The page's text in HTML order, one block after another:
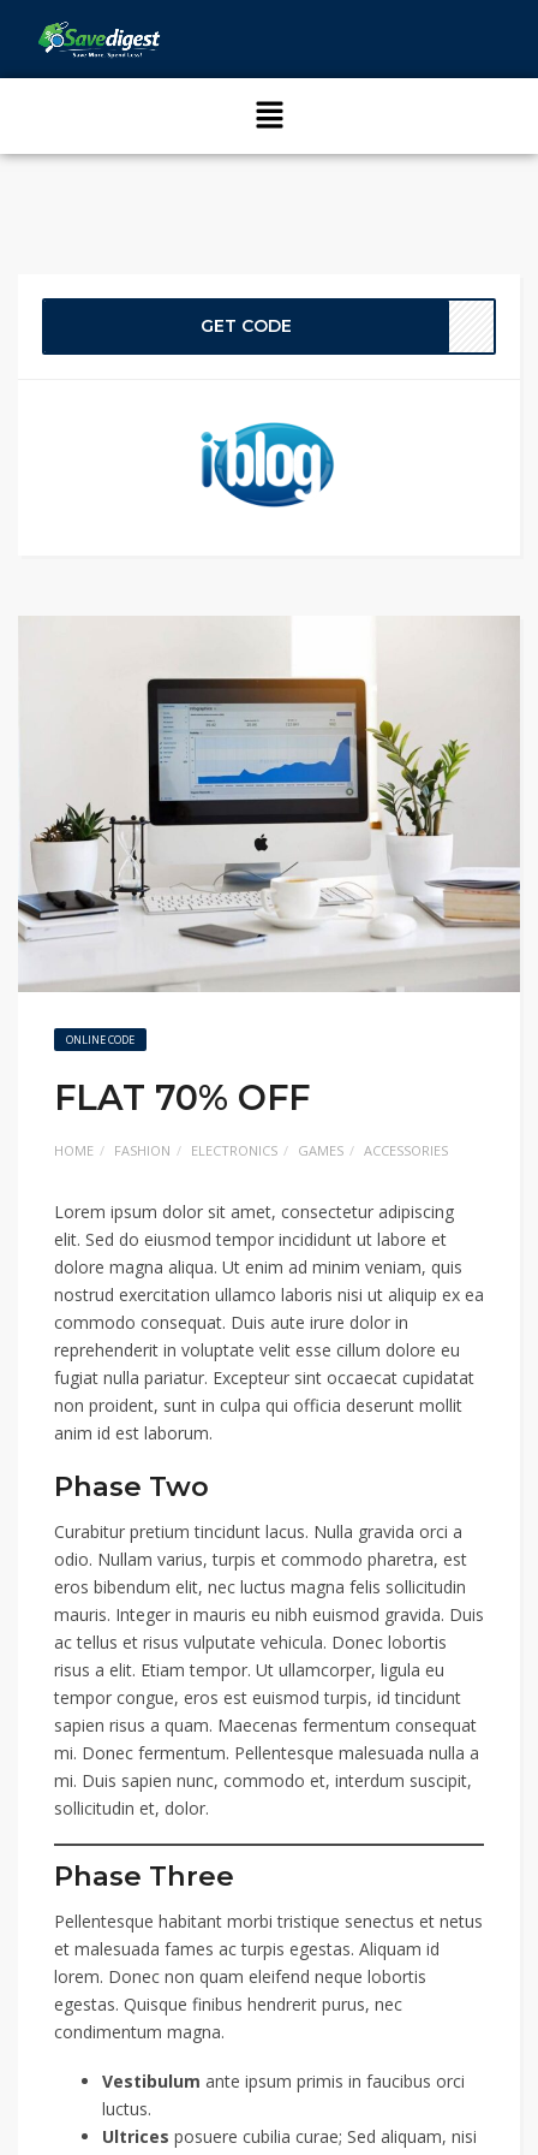
GET CODE
ONLINE CODE
FLAT 70% OFF
HOME FASHION ELECTRONICS GAMES ACCESSORIES
Lorem ipsum dolor sit amet, consectetur adipiscing
elit. Sed do eiusmod tempor incididunt ut labore et
dolore magna aliqua. Ut enim ad minim veniam, quis
nostrud exercitation ullamco laboris nisi ut aliquip ex ea
commodo consequat. Duis aute irure dolor in
reprehenderit in voluptate velit esse cillum dolore eu
fugiat nulla pariatur. Excepteur sint occaecat cupidatat
non proident, sunt in culpa qui officia deserunt mollit
anim id est laborum.
Phase Two
Curabitur pretium tincidunt lacus. Nulla gravida orci a
odio. Nullam varius, turpis et commodo pharetra, est
eros bibendum elit, nec luctus magna felis sollicitudin
mauris. Integer in mauris eu nibh euismod gravida. Duis
ac tellus et risus vulputate vehicula. Donec lobortis
risus a elit. Etiam tempor. Ut ullamcorper, ligula eu
tempor congue, eros est euismod turpis, id tincidunt
sapien risus a quam. Maecenas fermentum consequat
mi. Donec fermentum. Pellentesque malesuada nulla a
mi. Duis sapien nunc, commodo et, interdum suscipit,
sollicitudin et, dolor.
Phase Three
Pellentesque habitant morbi tristique senectus et netus
et malesuada fames ac turpis egestas. Aliquam id
lorem. Donec non quam eleifend neque lobortis
egestas. Quisque finibus hendrerit purus, nec
condimentum magna.
Vestibulum ante ipsum primis in faucibus orci
luctus.
Ultrices posuere cubilia curae; Sed aliquam, nisi